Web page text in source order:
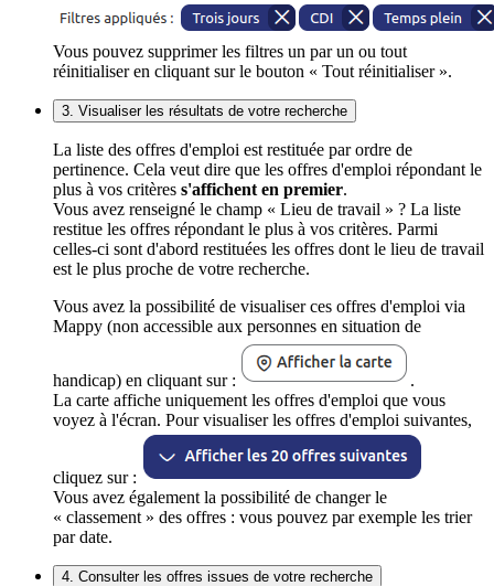
Vous pouvez supprimer les filtres un par un ou tout
réinitialiser en cliquant sur le bouton « Tout réinitialiser ».
3. Visualiser les résultats de votre recherche
La liste des offres d'emploi est restituée par ordre de
pertinence. Cela veut dire que les offres d'emploi répondant le
plus à vos critères s'affichent en premier.
Vous avez renseigné le champ « Lieu de travail » ? La liste
restitue les offres répondant le plus à vos critères. Parmi
celles-ci sont d'abord restituées les offres dont le lieu de travail
est le plus proche de votre recherche.
Vous avez la possibilité de visualiser ces offres d'emploi via
Mappy (non accessible aux personnes en situation de
handicap) en cliquant sur :
.
La carte affiche uniquement les offres d'emploi que vous
voyez à l'écran. Pour visualiser les offres d'emploi suivantes,
cliquez sur :
Vous avez également la possibilité de changer le
« classement » des offres : vous pouvez par exemple les trier
par date.
4. Consulter les offres issues de votre recherche